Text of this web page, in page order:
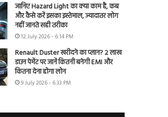
जानिए Hazard Light का क्या काम है, कब
और कैसे करें इसका इस्तेमाल, ज्यादातर लोग
नहीं जानते सही तरीका
12 July 2026 - 6:14 PM
Renault Duster खरीदने का प्लान? 2 लाख
डाउन पेमेंट पर जानें कितनी बनेगी EMI और
कितना देना होगा लोन
9 July 2026 - 6:33 PM